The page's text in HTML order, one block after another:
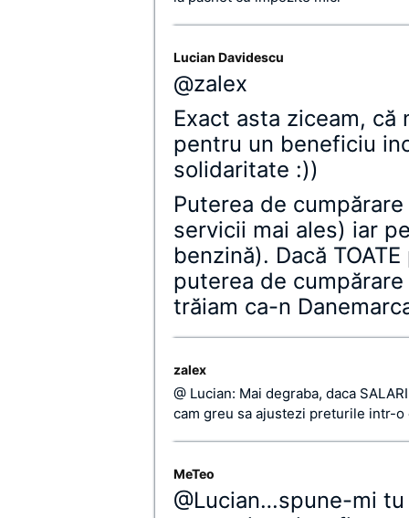
Lucian Davidescu
@zalex
Exact asta ziceam,
pentru un beneficiu
solidaritate :))
Puterea de
servicii mai ales) iar
benzină). Dacă
puterea de
trăiam ca-n
zalex
@ Lucian: Mai degraba, daca
cam greu sa ajustezi preturile intr-o
MeTeo
@Lucian…spune-mi